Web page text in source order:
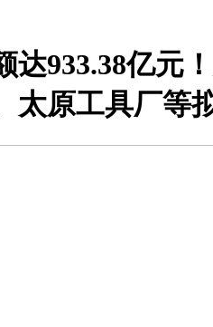
达933.38亿元
太原工具厂